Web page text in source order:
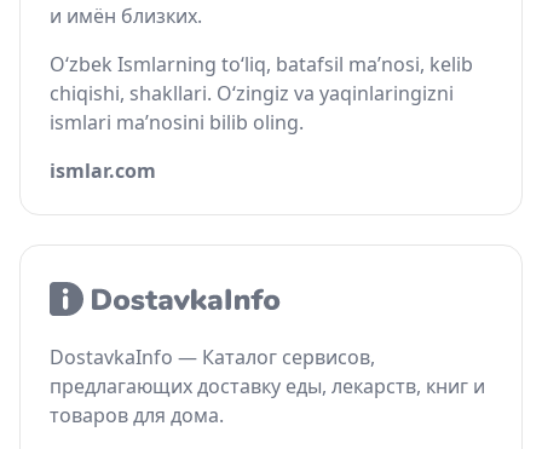
и имён близких.
O‘zbek Ismlarning to‘liq, batafsil ma’nosi, kelib
chiqishi, shakllari. O‘zingiz va yaqinlaringizni
ismlari ma’nosini bilib oling.
ismlar.com
DostavkaInfo — Каталог сервисов,
предлагающих доставку еды, лекарств, книг и
товаров для дома.